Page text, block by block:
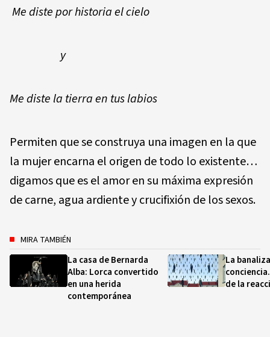
Me diste por historia el cielo
y
Me diste la tierra en tus labios
Permiten que se construya una imagen en la que
la mujer encarna el origen de todo lo existente…
digamos que es el amor en su máxima expresión
de carne, agua ardiente y crucifixión de los sexos.
MIRA TAMBIÉN
La casa de Bernarda
Alba: Lorca convertido
en una herida
contemporánea
La
de la